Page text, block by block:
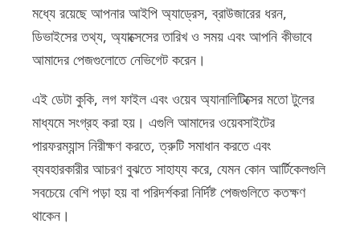
মধ্যে রয়েছে আপনার আইপি অ্যাড্রেস, ব্রাউজারের ধরন,
ডিভাইসের তথ্য, অ্যাক্সেসের তারিখ ও সময় এবং আপনি কীভাবে
আমাদের পেজগুলোতে নেভিগেট করেন।
এই ডেটা কুকি, লগ ফাইল এবং ওয়েব অ্যানালিটিক্সের মতো টুলের
মাধ্যমে সংগ্রহ করা হয়। এগুলি আমাদের ওয়েবসাইটের
পারফরম্যান্স নিরীক্ষণ করতে, ত্রুটি সমাধান করতে এবং
ব্যবহারকারীর আচরণ বুঝতে সাহায্য করে, যেমন কোন আর্টিকেলগুলি
সবচেয়ে বেশি পড়া হয় বা পরিদর্শকরা নির্দিষ্ট পেজগুলিতে কতক্ষণ
থাকেন।